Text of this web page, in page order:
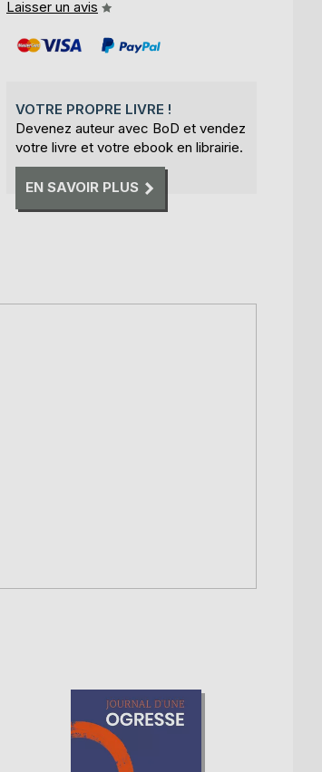
Laisser un avis
VOTRE PROPRE LIVRE !
Devenez auteur avec BoD et vendez
votre livre et votre ebook en librairie.
EN SAVOIR PLUS